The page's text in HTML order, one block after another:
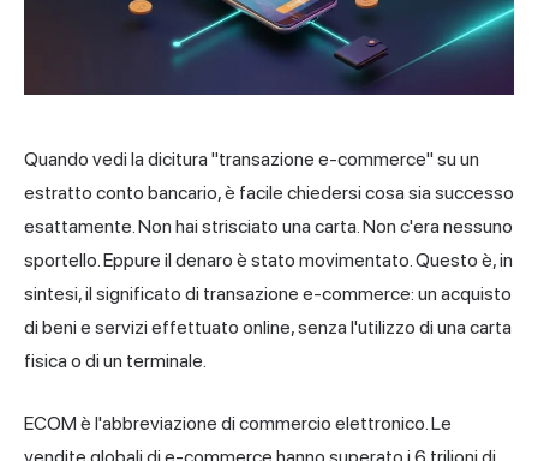
Quando vedi la dicitura "transazione e-commerce" su un
estratto conto bancario, è facile chiedersi cosa sia successo
esattamente. Non hai strisciato una carta. Non c'era nessuno
sportello. Eppure il denaro è stato movimentato. Questo è, in
sintesi, il significato di transazione e-commerce: un acquisto
di beni e servizi effettuato online, senza l'utilizzo di una carta
fisica o di un terminale.
ECOM è l'abbreviazione di commercio elettronico. Le